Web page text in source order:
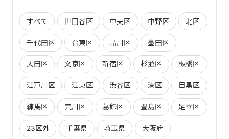
すべて 世田谷区 中央区 中野区 北区
千代田区 台東区 品川区 墨田区
大田区 文京区 新宿区 杉並区 板橋区
江戸川区 江東区 渋谷区 港区 目黒区
練馬区 荒川区 葛飾区 豊島区 足立区
23区外 千葉県 埼玉県 大阪府